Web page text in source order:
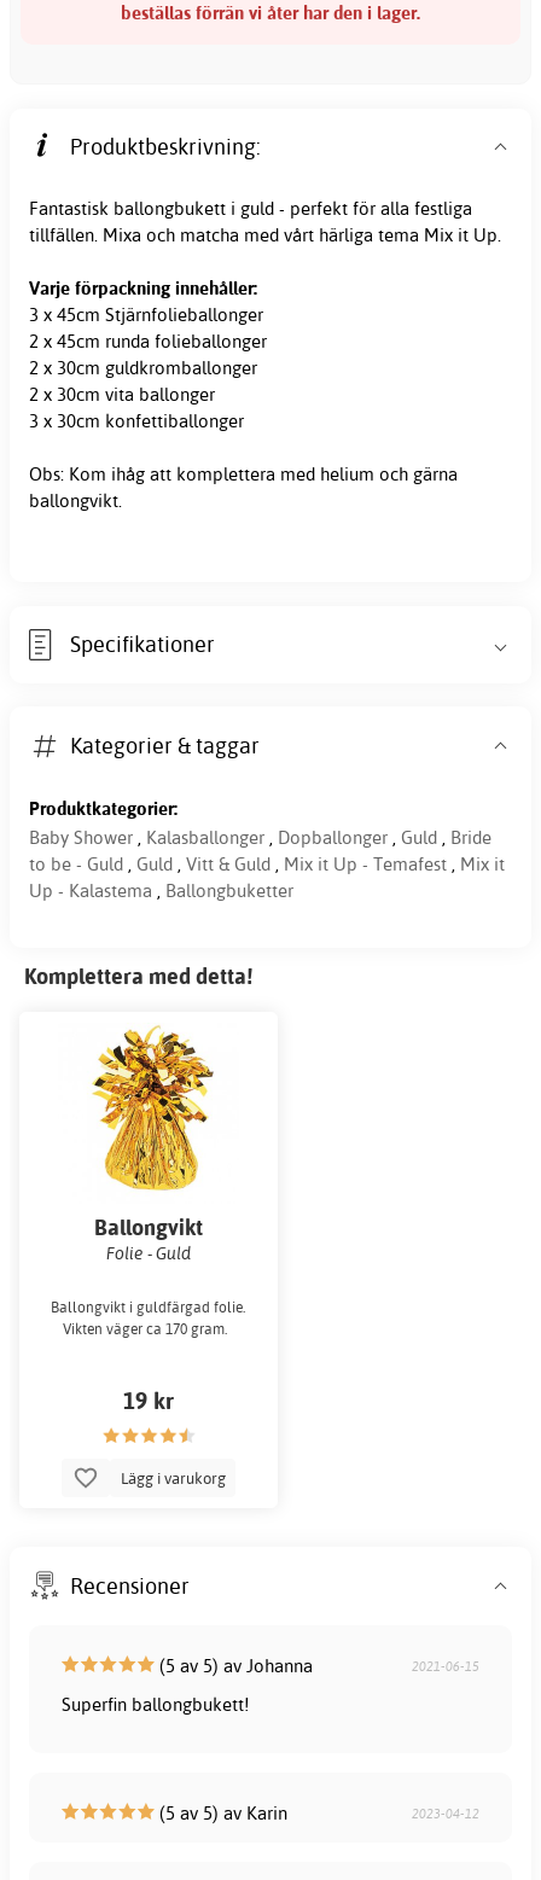
beställas förrän vi åter har den i lager.
Produktbeskrivning:
Fantastisk ballongbukett i guld - perfekt för alla festliga
tillfällen. Mixa och matcha med vårt härliga tema Mix it Up.
Varje förpackning innehåller:
3 x 45cm Stjärnfolieballonger
2 x 45cm runda folieballonger
2 x 30cm guldkromballonger
2 x 30cm vita ballonger
3 x 30cm konfettiballonger
Obs: Kom ihåg att komplettera med helium och gärna
ballongvikt.
Specifikationer
Kategorier & taggar
Produktkategorier:
Baby Shower
Kalasballonger Dopballonger Guld
Bride
to be - Guld
Guld Vitt & Guld Mix it Up - Temafest
Mix it
Up - Kalastema
Ballongbuketter
Komplettera med detta!
Ballongvikt
Folie - Guld
Ballongvikt i guldfärgad folie.
Vikten väger ca 170 gram.
19 kr
Lägg i varukorg
Recensioner
(5 av 5) av Johanna 2021-06-15
Superfin ballongbukett!
(5 av 5) av Karin 2023-04-12